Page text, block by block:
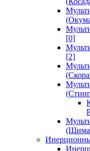
[0]
[2]